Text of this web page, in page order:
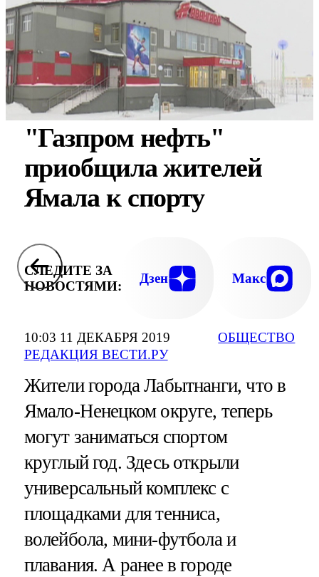
10:03 11 ДЕКАБРЯ 2019
РЕДАКЦИЯ ВЕСТИ.РУ
ОБЩЕСТВО
"Газпром нефть"
приобщила жителей
Ямала к спорту
СЛЕДИТЕ ЗА
НОВОСТЯМИ:
Дзен Макс
Жители города Лабытнанги, что в
Ямало-Ненецком округе, теперь
могут заниматься спортом
круглый год. Здесь открыли
универсальный комплекс с
площадками для тенниса,
волейбола, мини-футбола и
плавания. А ранее в городе